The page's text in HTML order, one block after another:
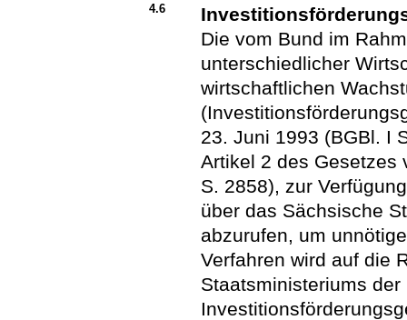
4.6
Die vom Bund im
unterschiedlicher
wirtschaftlichen
23. Juni 1993 (BGBl. I
Artikel 2 des Gesetzes
S. 2858), zur
über das Sächsische
abzurufen, um
Verfahren wird auf die
Staatsministeriums